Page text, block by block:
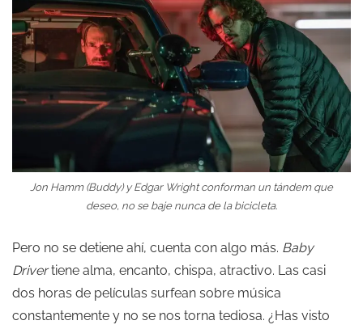
Jon Hamm (Buddy) y Edgar Wright conforman un tándem que
deseo, no se baje nunca de la bicicleta.
Pero no se detiene ahí, cuenta con algo más. Baby
Drivertiene alma, encanto, chispa, atractivo. Las casi
dos horas de películas surfean sobre música
constantemente y no se nos torna tediosa. ¿Has visto